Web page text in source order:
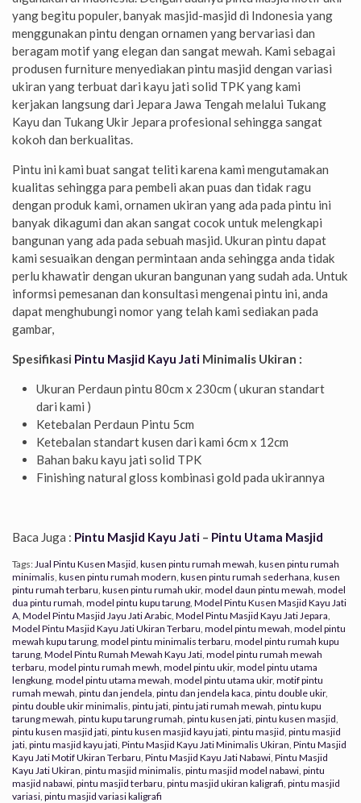
yang begitu populer, banyak masjid-masjid di Indonesia yang
menggunakan pintu dengan ornamen yang bervariasi dan
beragam motif yang elegan dan sangat mewah. Kami sebagai
produsen furniture menyediakan pintu masjid dengan variasi
ukiran yang terbuat dari kayu jati solid TPK yang kami
kerjakan langsung dari Jepara Jawa Tengah melalui Tukang
Kayu dan Tukang Ukir Jepara profesional sehingga sangat
kokoh dan berkualitas.
Pintu ini kami buat sangat teliti karena kami mengutamakan
kualitas sehingga para pembeli akan puas dan tidak ragu
dengan produk kami, ornamen ukiran yang ada pada pintu ini
banyak dikagumi dan akan sangat cocok untuk melengkapi
bangunan yang ada pada sebuah masjid. Ukuran pintu dapat
kami sesuaikan dengan permintaan anda sehingga anda tidak
perlu khawatir dengan ukuran bangunan yang sudah ada. Untuk
informsi pemesanan dan konsultasi mengenai pintu ini, anda
dapat menghubungi nomor yang telah kami sediakan pada
gambar,
Spesifikasi Pintu Masjid Kayu Jati Minimalis Ukiran :
Ukuran Perdaun pintu 80cm x 230cm ( ukuran standart
dari kami )
Ketebalan Perdaun Pintu 5cm
Ketebalan standart kusen dari kami 6cm x 12cm
Bahan baku kayu jati solid TPK
Finishing natural gloss kombinasi gold pada ukirannya
Baca Juga : Pintu Masjid Kayu Jati – Pintu Utama Masjid
Tags: Jual Pintu Kusen Masjid kusen pintu rumah mewah kusen pintu rumah
minimalis kusen pintu rumah modern kusen pintu rumah sederhana kusen
pintu rumah terbaru kusen pintu rumah ukir, model daun pintu mewah model
dua pintu rumah model pintu kupu tarung Model Pintu Kusen Masjid Kayu Jati
A Model Pintu Masjid Jayu Jati Arabic Model Pintu Masjid Kayu Jati Jepara
Model Pintu Masjid Kayu Jati Ukiran Terbaru model pintu mewah model pintu
mewah kupu tarung model pintu minimalis terbaru model pintu rumah kupu
tarung Model Pintu Rumah Mewah Kayu Jati model pintu rumah mewah
terbaru model pintu rumah mewh model pintu ukir, model pintu utama
lengkung model pintu utama mewah model pintu utama ukir, motif pintu
rumah mewah pintu dan jendela pintu dan jendela kaca pintu double ukir,
pintu double ukir minimalis pintu jati pintu jati rumah mewah pintu kupu
tarung mewah pintu kupu tarung rumah pintu kusen jati pintu kusen masjid
pintu kusen masjid jati pintu kusen masjid kayu jati pintu masjid pintu masjid
jati pintu masjid kayu jati Pintu Masjid Kayu Jati Minimalis Ukiran Pintu Masjid
Kayu Jati Motif Ukiran Terbaru Pintu Masjid Kayu Jati Nabawi Pintu Masjid
Kayu Jati Ukiran pintu masjid minimalis pintu masjid model nabawi pintu
masjid nabawi pintu masjid terbaru pintu masjid ukiran kaligrafi pintu masjid
variasi pintu masjid variasi kaligrafi